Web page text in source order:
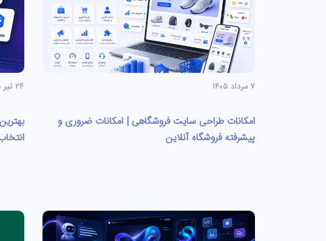
۷ مرداد ۱۴۰۵
امکانات طراحی سایت فروشگاهی | امکانات ضروری و
پیشرفته فروشگاه آنلاین
۲۴ تیر ۱۴۰۵